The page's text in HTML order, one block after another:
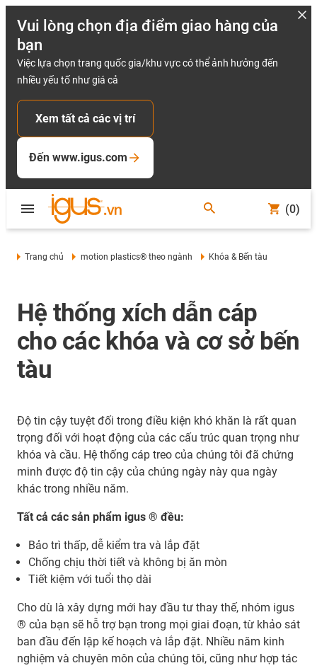
Vui lòng chọn địa điểm giao hàng của
bạn
Việc lựa chọn trang quốc gia/khu vực có thể ảnh hưởng đến
nhiều yếu tố như giá cả
Xem tất cả các vị trí
Đến www.igus.com
(0)
Trang chủ motion plastics® theo ngành Khóa & Bến tàu
Hệ thống xích dẫn cáp
cho các khóa và cơ sở bến
tàu
Độ tin cậy tuyệt đối trong điều kiện khó khăn là rất quan
trọng đối với hoạt động của các cấu trúc quan trọng như
khóa và cầu. Hệ thống cáp treo của chúng tôi đã chứng
minh được độ tin cậy của chúng ngày này qua ngày
khác trong nhiều năm.
Tất cả các sản phẩm igus ® đều:
Bảo trì thấp, dễ kiểm tra và lắp đặt
Chống chịu thời tiết và không bị ăn mòn
Tiết kiệm với tuổi thọ dài
Cho dù là xây dựng mới hay đầu tư thay thế, nhóm igus
® của bạn sẽ hỗ trợ bạn trong mọi giai đoạn, từ khảo sát
ban đầu đến lập kế hoạch và lắp đặt. Nhiều năm kinh
nghiệm và chuyên môn của chúng tôi, cũng như hợp tác